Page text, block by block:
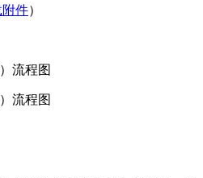
附件）
流程图
流程图